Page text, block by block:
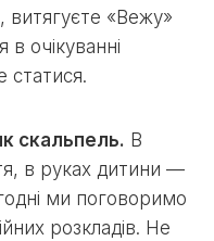
витягуєте «Вежу»
в очікуванні
статися.
скальпель. В
в руках дитини —
ми поговоримо
розкладів. Не